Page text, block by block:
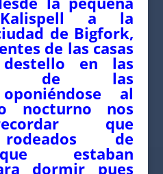
a la
de Bigfork,
de las casas
en las
de las
al
nocturno nos
que
de
estaban
dormir pues